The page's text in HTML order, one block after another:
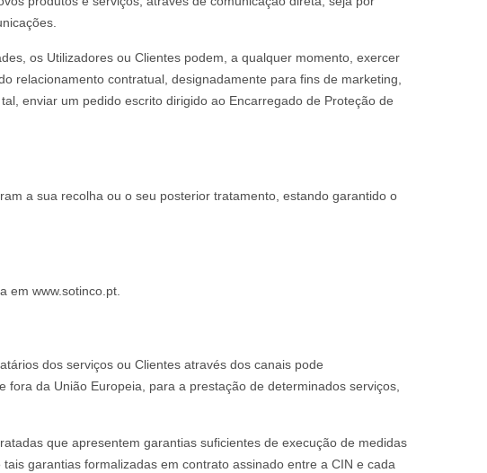
os Utilizadores ou Clientes podem, a qualquer momento, exercer
relacionamento contratual, designadamente para fins de marketing,
enviar um pedido escrito dirigido ao Encarregado de Proteção de
a sua recolha ou o seu posterior tratamento, estando garantido o
em www.sotinco.pt.
dos serviços ou Clientes através dos canais pode
da União Europeia, para a prestação de determinados serviços,
que apresentem garantias suficientes de execução de medidas
garantias formalizadas em contrato assinado entre a CIN e cada